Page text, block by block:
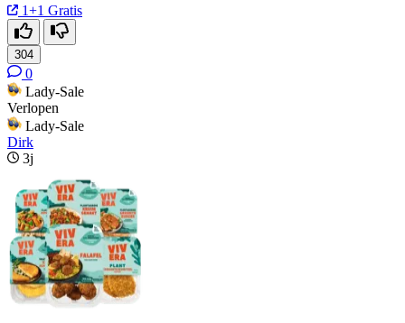
1+1 Gratis
304
0
Lady-Sale
Verlopen
Lady-Sale
Dirk
3j